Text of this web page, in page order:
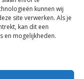
kunnen wij
site verwerken. Als je
kan dit een
en mogelijkheden.